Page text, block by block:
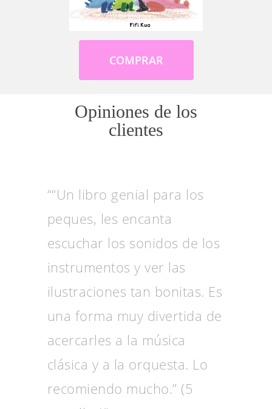
COMPRAR
Opiniones de los
clientes
““Un libro genial para los
peques, les encanta
escuchar los sonidos de los
instrumentos y ver las
ilustraciones tan bonitas. Es
una forma muy divertida de
acercarles a la música
clásica y a la orquesta. Lo
recomiendo mucho.” (5